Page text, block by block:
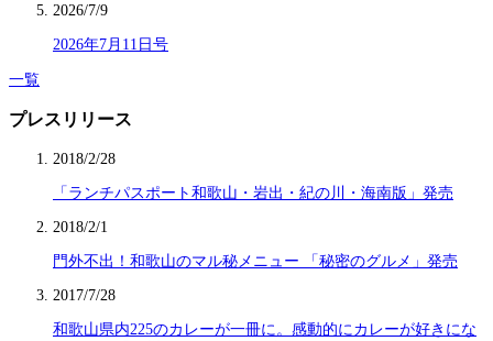
2026/7/9
2026年7月11日号
一覧
プレスリリース
2018/2/28
「ランチパスポート和歌山・岩出・紀の川・海南版」発売
2018/2/1
門外不出！和歌山のマル秘メニュー 「秘密のグルメ」発売
2017/7/28
和歌山県内225のカレーが一冊に。感動的にカレーが好きにな